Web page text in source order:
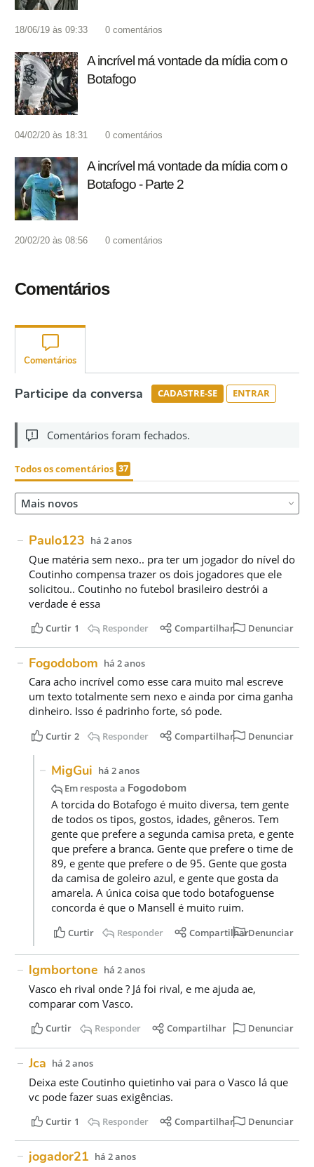
18/06/19 às 09:33 0 comentários
A incrível má vontade da mídia com o
Botafogo
04/02/20 às 18:31 0 comentários
A incrível má vontade da mídia com o
Botafogo - Parte 2
20/02/20 às 08:56 0 comentários
Comentários